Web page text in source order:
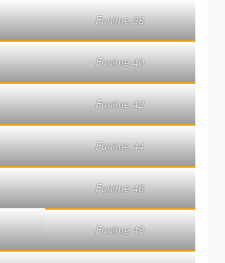
Funime 38
Funime 40
Funime 42
Funime 44
Funime 46
Funime 48